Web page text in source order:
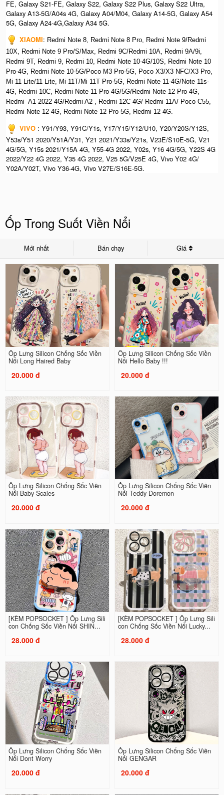
FE, Galaxy S21-FE, Galaxy S22, Galaxy S22 Plus, Galaxy S22 Ultra,
Galaxy A13-5G/A04s 4G, Galaxy A04/M04, Galaxy A14-5G, Galaxy A54
5G, Galaxy A24-4G,Galaxy A34 5G.
XIAOMI: Redmi Note 8, Redmi Note 8 Pro, Redmi Note 9/Redmi
10X, Redmi Note 9 Pro/S/Max, Redmi 9C/Redmi 10A, Redmi 9A/9i,
Redmi 9T, Redmi 9, Redmi 10, Redmi Note 10-4G/10S, Redmi Note 10
Pro-4G, Redmi Note 10-5G/Poco M3 Pro-5G, Poco X3/X3 NFC/X3 Pro,
Mi 11 Lite/11 Lite, Mi 11T/Mi 11T Pro-5G, Redmi Note 11-4G/Note 11s-
4G, Redmi 10C, Redmi Note 11 Pro 4G/5G/Redmi Note 12 Pro 4G,
Redmi A1 2022 4G/Redmi A2 , Redmi 12C 4G/ Redmi 11A/ Poco C55,
Redmi Note 12 4G, Redmi Note 12 Pro 5G, Redmi 12 4G.
VIVO : Y91/Y93, Y91C/Y1s, Y17/Y15/Y12/U10, Y20/Y20S/Y12S,
Y53s/Y51 2020/Y51A/Y31, Y21 2021/Y33s/Y21s, V23E/S10E-5G, V21
4G/5G, Y15s 2021/Y15A 4G, Y55-4G 2022, Y02s, Y16 4G/5G, Y22S 4G
2022/Y22 4G 2022, Y35 4G 2022, V25 5G/V25E 4G, Vivo Y02 4G/
Y02A/Y02T, Vivo Y36-4G, Vivo V27E/S16E-5G.
Ốp Trong Suốt Viền Nổi
Mới nhất Bán chạy Giá
Ốp Lưng Silicon Chống Sốc Viền
Nổi Long Haired Baby
20.000 đ
Ốp Lưng Silicon Chống Sốc Viền
Nổi Hello Baby !!!
20.000 đ
Ốp Lưng Silicon Chống Sốc Viền
Nổi Baby Scales
20.000 đ
Ốp Lưng Silicon Chống Sốc Viền
Nổi Teddy Doremon
20.000 đ
[KÈM POPSOCKET ] Ốp Lưng Sili
con Chống Sốc Viền Nổi SHIN...
28.000 đ
[KÈM POPSOCKET ] Ốp Lưng Sili
con Chống Sốc Viền Nổi Lucky...
28.000 đ
Ốp Lưng Silicon Chống Sốc Viền
Nổi Dont Worry
20.000 đ
Ốp Lưng Silicon Chống Sốc Viền
Nổi GENGAR
20.000 đ